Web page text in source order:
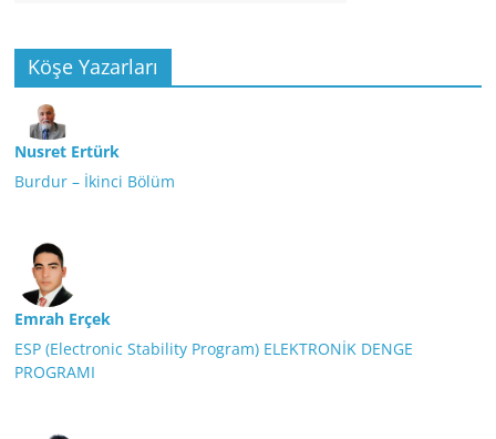
Köşe Yazarları
Nusret Ertürk
Burdur – İkinci Bölüm
Emrah Erçek
ESP (Electronic Stability Program) ELEKTRONİK DENGE
PROGRAMI